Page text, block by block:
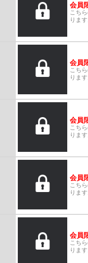
会員
こち
ります
会員
こち
ります
会員
こち
ります
会員
こち
ります
会員
こち
ります